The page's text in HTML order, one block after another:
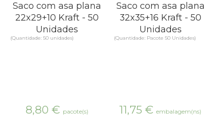
Saco com asa plana
22x29+10 Kraft - 50
Unidades
(Quantidade: 50 unidades)
8,80 € pacote(s)
Saco com asa plana
32x35+16 Kraft - 50
Unidades
(Quantidade: Pacote 50 Unidades)
11,75 € embalagem(ns)